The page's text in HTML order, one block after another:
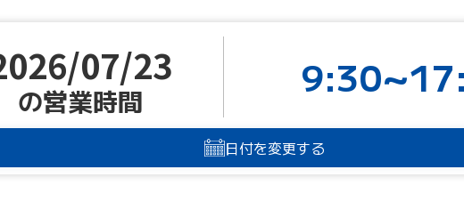
07/23
の営業時間
日付を変更する